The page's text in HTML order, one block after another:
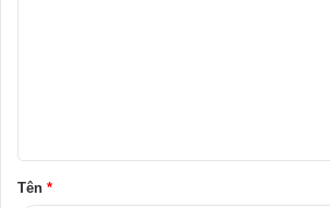
ậ
n
Tên *